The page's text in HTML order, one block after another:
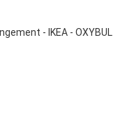
- IKEA - OXYBUL